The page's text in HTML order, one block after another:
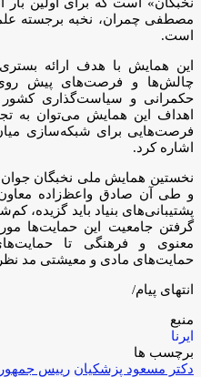
مصطفی چمران، نخبه برجسته
است.
این همایش با هدف ارائه
چالش‌ها و فرصت‌های پیش روی
حکمرانی و سیاست‌گذاری کشور
اهداف این همایش می‌توان به
فرصت‌هایی برای شبکه‌سازی
اشاره کرد.
و طی آن صادق واعظ‌زاده
پشتیبانی‌های بنیاد باید گزیده،
گرفتن جامعیت این حمایت‌ها
معنوی و فرهنگی تا
حمایت‌های مادی و معیشتی مد
انتهای پیام/
منبع
ایرنا
برچسب ها
دکتر مسعود پزشکیان رییس جمهور